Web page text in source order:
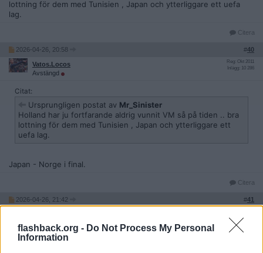
flashback.org - Do Not Process My Personal
Information
lottning för dem med Tunisien , Japan och ytterliggare ett uefa
lag.
Citera
2026-04-26, 20:58 #40
Vatos.Locos
Avstängd
Reg: Okt 2011
Inlägg: 10 286
Citat:
Ursprungligen postat av Mr_Sinister
Holland har ju fortfarande aldrig vunnit VM så på tiden .. bra
lottning för dem med Tunisien , Japan och ytterliggare ett
uefa lag.
Japan - Norge i final.
Citera
2026-04-26, 21:42 #41
Medlem
Inlägg: 713
Citat: